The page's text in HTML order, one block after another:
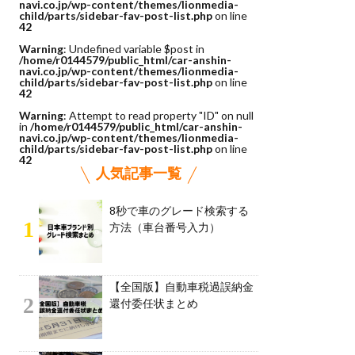
navi.co.jp/wp-content/themes/lionmedia-
child/parts/sidebar-fav-post-list.phpon line
42
Warning: Undefined variable $post in
/home/r0144579/public_html/car-anshin-
navi.co.jp/wp-content/themes/lionmedia-
child/parts/sidebar-fav-post-list.phpon line
42
Warning: Attempt to read property "ID" on null
in /home/r0144579/public_html/car-anshin-
navi.co.jp/wp-content/themes/lionmedia-
child/parts/sidebar-fav-post-list.phpon line
42
人気記事一覧
1
8秒で車のグレード検索する
方法（車台番号入力）
2
【全国版】自動車税過誤納金
還付委任状まとめ